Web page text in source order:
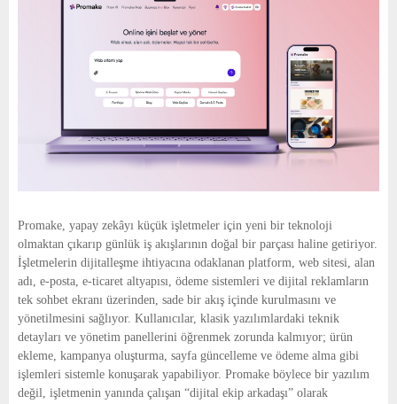
Promake, yapay zekâyı küçük işletmeler için yeni bir teknoloji
olmaktan çıkarıp günlük iş akışlarının doğal bir parçası haline getiriyor.
İşletmelerin dijitalleşme ihtiyacına odaklanan platform, web sitesi, alan
adı, e-posta, e-ticaret altyapısı, ödeme sistemleri ve dijital reklamların
tek sohbet ekranı üzerinden, sade bir akış içinde kurulmasını ve
yönetilmesini sağlıyor. Kullanıcılar, klasik yazılımlardaki teknik
detayları ve yönetim panellerini öğrenmek zorunda kalmıyor; ürün
ekleme, kampanya oluşturma, sayfa güncelleme ve ödeme alma gibi
işlemleri sistemle konuşarak yapabiliyor. Promake böylece bir yazılım
değil, işletmenin yanında çalışan “dijital ekip arkadaşı” olarak